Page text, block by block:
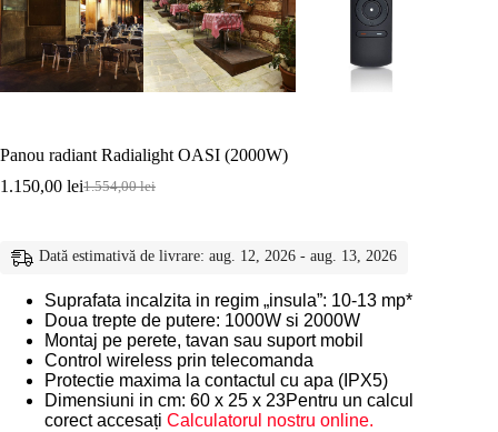
Panou radiant Radialight OASI (2000W)
1.554,00lei
Prețul
fost:
1.150,00 leiPrețul
1.150,00 lei.
Dată estimativă de livrare: aug. 12, 2026 - aug. 13, 2026
Suprafata incalzita in regim „insula”: 10-13 mp*
Doua trepte de putere: 1000W si 2000W
Montaj pe perete, tavan sau suport mobil
Control wireless prin telecomanda
Protectie maxima la contactul cu apa (IPX5)
Dimensiuni in cm: 60 x 25 x 23Pentru un calcul
corect accesați Calculatorul nostru online.